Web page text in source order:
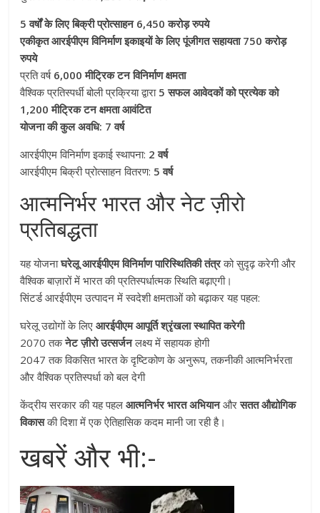
5 वर्षों के लिए बिक्री प्रोत्साहन 6,450 करोड़ रुपये
एकीकृत आरईपीएम विनिर्माण इकाइयों के लिए पूंजीगत सहायता 750 करोड़
रुपये
प्रति वर्ष 6,000 मीट्रिक टन विनिर्माण क्षमता
वैश्विक प्रतिस्पर्धी बोली प्रक्रिया द्वारा 5 सफल आवेदकों को प्रत्येक को
1,200 मीट्रिक टन क्षमता आवंटित
योजना की कुल अवधि: 7 वर्ष
आरईपीएम विनिर्माण इकाई स्थापना: 2 वर्ष
आरईपीएम बिक्री प्रोत्साहन वितरण: 5 वर्ष
आत्मनिर्भर भारत और नेट ज़ीरो
प्रतिबद्धता
यह योजनाघरेलू आरईपीएम विनिर्माण पारिस्थितिकी तंत्रको सुदृढ़ करेगी और
वैश्विक बाज़ारों में भारत की प्रतिस्पर्धात्मक स्थिति बढ़ाएगी।
सिंटर्ड आरईपीएम उत्पादन में स्वदेशी क्षमताओं को बढ़ाकर यह पहल:
घरेलू उद्योगों के लिएआरईपीएम आपूर्ति श्रृंखला स्थापित करेगी
2070 तकनेट ज़ीरो उत्सर्जनलक्ष्य में सहायक होगी
2047 तक विकसित भारत के दृष्टिकोण के अनुरूप, तकनीकी आत्मनिर्भरता
और वैश्विक प्रतिस्पर्धा को बल देगी
केंद्रीय सरकार की यह पहलआत्मनिर्भर भारत अभियानऔरसतत औद्योगिक
विकासकी दिशा में एक ऐतिहासिक कदम मानी जा रही है।
खबरें और भी:-